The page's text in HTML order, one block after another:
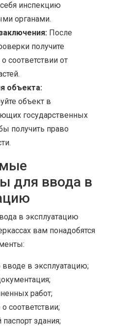
инспекцию
органами.
После
получите
соответствии от
объекта:
объект в
государственных
получить право
для ввода в
в эксплуатацию
вам понадобятся
вводе в эксплуатацию;
работ;
соответствии;
паспорт здания;